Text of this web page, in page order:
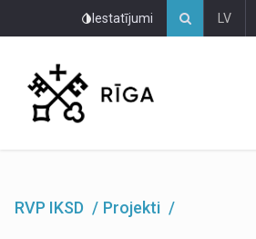
Iestatījumi LV
RVP IKSD Projekti